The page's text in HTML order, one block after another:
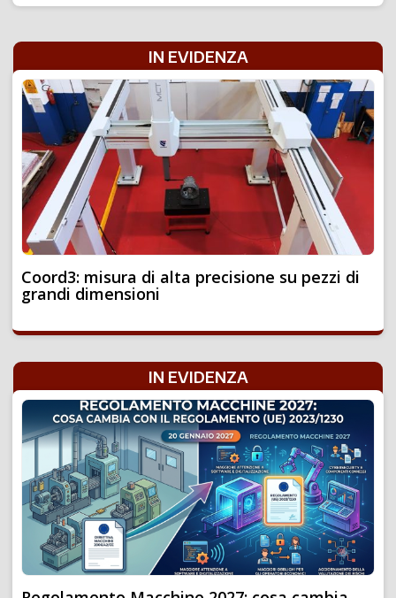
IN EVIDENZA
Coord3: misura di alta precisione su pezzi di
grandi dimensioni
IN EVIDENZA